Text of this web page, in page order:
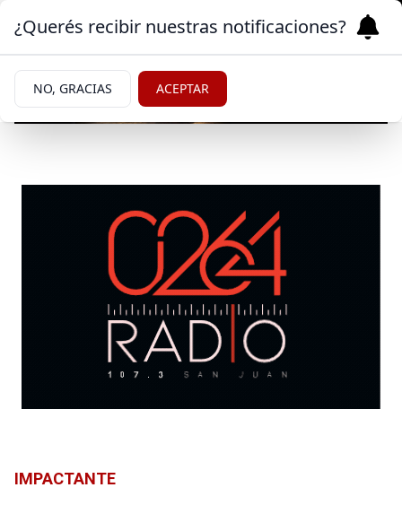
IMPACTANTE
¿Querés recibir nuestras notificaciones?
NO, GRACIAS ACEPTAR